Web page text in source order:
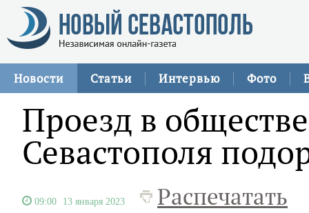
Новости Статьи Интервью Фото
Проезд в
Севастополя
09:00 13 января 2023 Распечатать